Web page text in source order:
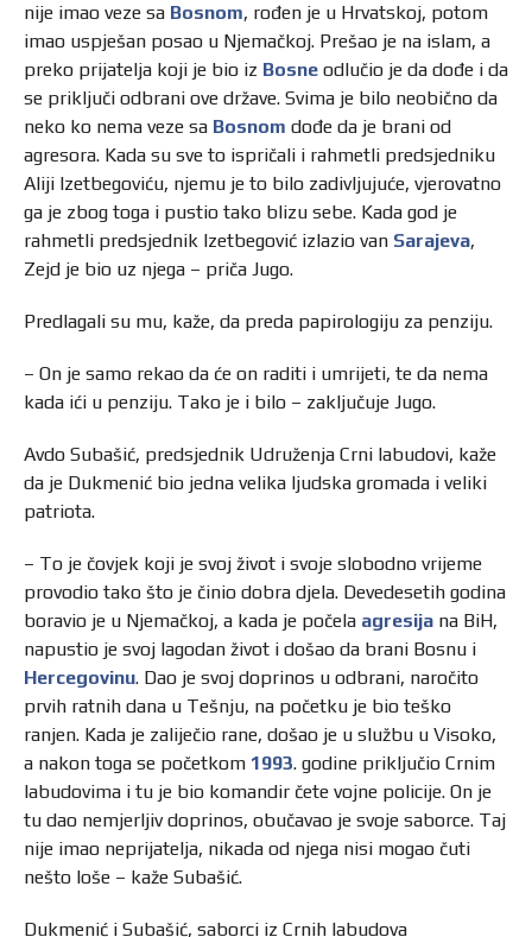
nije imao veze sa Bosnom, rođen je u Hrvatskoj, potom
imao uspješan posao u Njemačkoj. Prešao je na islam, a
preko prijatelja koji je bio iz Bosneodlučio je da dođe i da
se priključi odbrani ove države. Svima je bilo neobično da
neko ko nema veze sa Bosnom dođe da je brani od
agresora. Kada su sve to ispričali i rahmetli predsjedniku
Aliji Izetbegoviću, njemu je to bilo zadivljujuće, vjerovatno
ga je zbog toga i pustio tako blizu sebe. Kada god je
rahmetli predsjednik Izetbegović izlazio van Sarajeva,
Zejd je bio uz njega – priča Jugo.
Predlagali su mu, kaže, da preda papirologiju za penziju.
– On je samo rekao da će on raditi i umrijeti, te da nema
kada ići u penziju. Tako je i bilo – zaključuje Jugo.
Avdo Subašić, predsjednik Udruženja Crni labudovi, kaže
da je Dukmenić bio jedna velika ljudska gromada i veliki
patriota.
– To je čovjek koji je svoj život i svoje slobodno vrijeme
provodio tako što je činio dobra djela. Devedesetih godina
boravio je u Njemačkoj, a kada je počela agresijana BiH,
napustio je svoj lagodan život i došao da brani Bosnu i
Hercegovinu. Dao je svoj doprinos u odbrani, naročito
prvih ratnih dana u Tešnju, na početku je bio teško
ranjen. Kada je zaliječio rane, došao je u službu u Visoko,
a nakon toga se početkom 1993. godine priključio Crnim
labudovima i tu je bio komandir čete vojne policije. On je
tu dao nemjerljiv doprinos, obučavao je svoje saborce. Taj
nije imao neprijatelja, nikada od njega nisi mogao čuti
nešto loše – kaže Subašić.
Dukmenić i Subašić, saborci iz Crnih labudova